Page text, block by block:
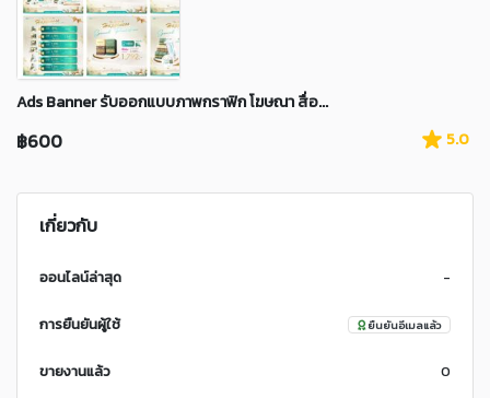
Ads Banner รับออกแบบภาพกราฟิก โฆษณา สื่อ...
฿600 5.0
เกี่ยวกับ
ออนไลน์ล่าสุด -
การยืนยันผู้ใช้ ยืนยันอีเมลแล้ว
ขายงานแล้ว 0